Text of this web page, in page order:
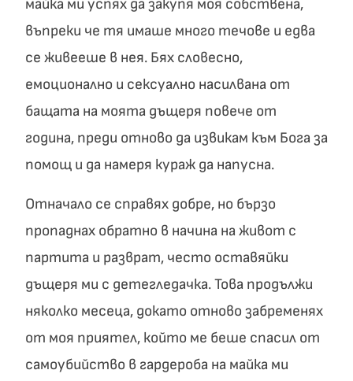
майка ми успях да закупя моя собствена,
въпреки че тя имаше много течове и едва
се живееше в нея. Бях словесно,
емоционално и сексуално насилвана от
бащата на моята дъщеря повече от
година, преди отново да извикам към Бога за
помощ и да намеря кураж да напусна.
Отначало се справях добре, но бързо
пропаднах обратно в начина на живот с
партита и разврат, често оставяйки
дъщеря ми с детегледачка. Това продължи
няколко месеца, докато отново забременях
от моя приятел, който ме беше спасил от
самоубийство в гардероба на майка ми